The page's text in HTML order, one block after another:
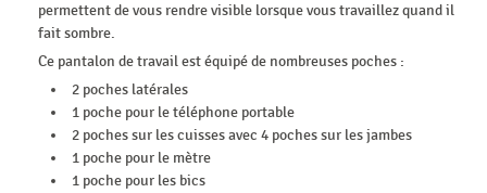
permettent de vous rendre visible lorsque vous travaillez quand il
fait sombre.
Ce pantalon de travail est équipé de nombreuses poches :
2 poches latérales
1 poche pour le téléphone portable
2 poches sur les cuisses avec 4 poches sur les jambes
1 poche pour le mètre
1 poche pour les bics